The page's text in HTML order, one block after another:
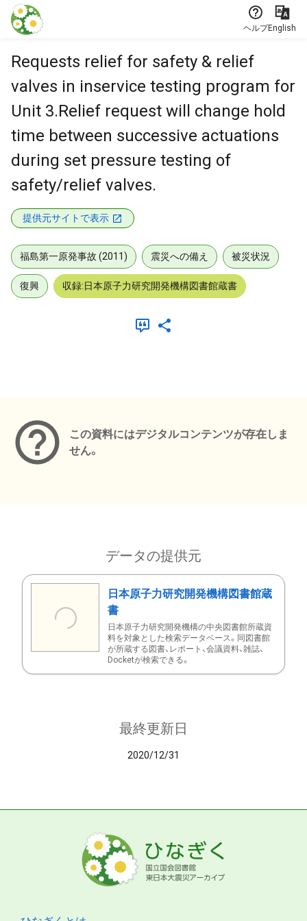
本文に飛ぶ
ヘルプEnglish
Requests relief for safety & relief
valves in inservice testing program for
Unit 3.Relief request will change hold
time between successive actuations
during set pressure testing of
safety/relief valves.
提供元サイトで表示
福島第一原発事故 (2011) 震災への備え 被災状況
復興 収録:日本原子力研究開発機構図書館蔵書
この資料にはデジタルコンテンツが存在しま
せん。
データの提供元
日本原子力研究開発機構図書館蔵
書
日本原子力研究開発機構の中央図書館所蔵資
料を対象とした検索データベース。同図書館
が所蔵する図書、レポート、会議資料、雑誌、
Docketが検索できる。
最終更新日
2020/12/31